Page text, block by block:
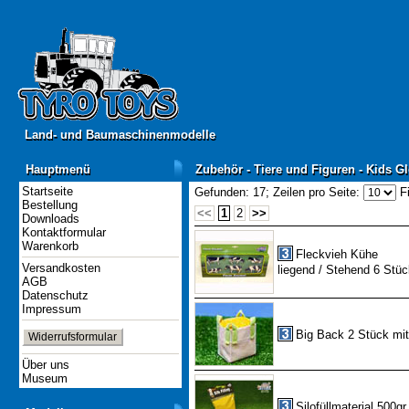
Land- und Baumaschinenmodelle
Land- und Baumaschinenmodelle
Hauptmenü
Hauptmenü
Startseite
Bestellung
Downloads
Kontaktformular
Warenkorb
Versandkosten
AGB
Datenschutz
Impressum
Widerrufsformular
Über uns
Museum
Zubehör - Tiere und Figuren - Kids
Zubehör - Tiere und Figuren - Kids
Gefunden: 17; Zeilen pro Seite:
<<
1 2 >>
Fleckvieh Kühe
liegend / Stehend 6
Big Back 2 Stück